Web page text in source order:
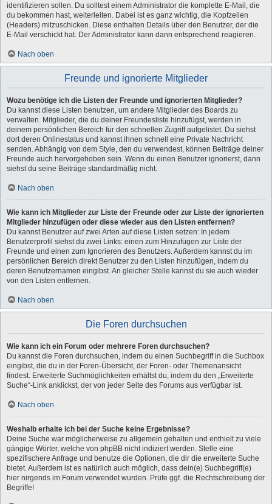
identifizieren sollen. Du solltest einem Administrator die komplette E-Mail, die
du bekommen hast, weiterleiten. Dabei ist es ganz wichtig, die Kopfzeilen
(Headers) mitzuschicken. Diese enthalten Details über den Benutzer, der die
E-Mail verschickt hat. Der Administrator kann dann entsprechend reagieren.
Nach oben
Freunde und ignorierte Mitglieder
Wozu benötige ich die Listen der Freunde und ignorierten Mitglieder?
Du kannst diese Listen benutzen, um andere Mitglieder des Boards zu
verwalten. Mitglieder, die du deiner Freundesliste hinzufügst, werden in
deinem persönlichen Bereich für den schnellen Zugriff aufgelistet. Du siehst
dort deren Onlinestatus und kannst ihnen schnell eine Private Nachricht
senden. Abhängig von dem Style, den du verwendest, können Beiträge deiner
Freunde auch hervorgehoben sein. Wenn du einen Benutzer ignorierst, dann
siehst du seine Beiträge standardmäßig nicht.
Nach oben
Wie kann ich Mitglieder zur Liste der Freunde oder zur Liste der ignorierten
Mitglieder hinzufügen oder diese wieder aus den Listen entfernen?
Du kannst Benutzer auf zwei Arten auf diese Listen setzen: In jedem
Benutzerprofil siehst du zwei Links: einen zum Hinzufügen zur Liste der
Freunde und einen zum Ignorieren des Benutzers. Außerdem kannst du im
persönlichen Bereich direkt Benutzer zu den Listen hinzufügen, indem du
deren Benutzernamen eingibst. An gleicher Stelle kannst du sie auch wieder
von den Listen entfernen.
Nach oben
Die Foren durchsuchen
Wie kann ich ein Forum oder mehrere Foren durchsuchen?
Du kannst die Foren durchsuchen, indem du einen Suchbegriff in die Suchbox
eingibst, die du in der Foren-Übersicht, der Foren- oder Themenansicht
findest. Erweiterte Suchmöglichkeiten erhältst du, indem du den „Erweiterte
Suche“-Link anklickst, der von jeder Seite des Forums aus verfügbar ist.
Nach oben
Weshalb erhalte ich bei der Suche keine Ergebnisse?
Deine Suche war möglicherweise zu allgemein gehalten und enthielt zu viele
gängige Wörter, welche von phpBB nicht indiziert werden. Stelle eine
spezifischere Anfrage und benutze die Optionen, die dir die erweiterte Suche
bietet. Außerdem ist es natürlich auch möglich, dass dein(e) Suchbegriff(e)
hier nirgends im Forum verwendet wurden. Prüfe ggf. die Rechtschreibung der
Begriffe!